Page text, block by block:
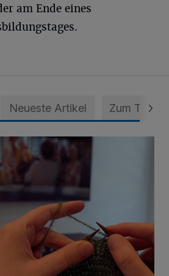
am Ende eines
Neueste Artikel Zum Thema